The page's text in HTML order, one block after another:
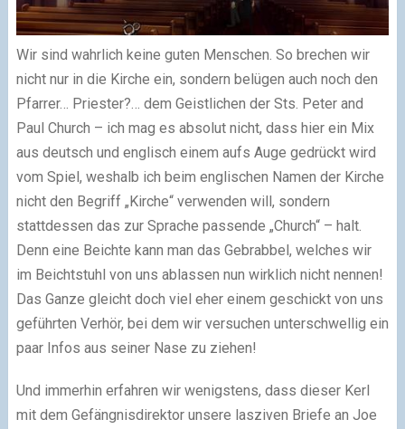
Wir sind wahrlich keine guten Menschen. So brechen wir
nicht nur in die Kirche ein, sondern belügen auch noch den
Pfarrer… Priester?… dem Geistlichen der Sts. Peter and
Paul Church – ich mag es absolut nicht, dass hier ein Mix
aus deutsch und englisch einem aufs Auge gedrückt wird
vom Spiel, weshalb ich beim englischen Namen der Kirche
nicht den Begriff „Kirche“ verwenden will, sondern
stattdessen das zur Sprache passende „Church“ – halt.
Denn eine Beichte kann man das Gebrabbel, welches wir
im Beichtstuhl von uns ablassen nun wirklich nicht nennen!
Das Ganze gleicht doch viel eher einem geschickt von uns
geführten Verhör, bei dem wir versuchen unterschwellig ein
paar Infos aus seiner Nase zu ziehen!
Und immerhin erfahren wir wenigstens, dass dieser Kerl
mit dem Gefängnisdirektor unsere lasziven Briefe an Joe